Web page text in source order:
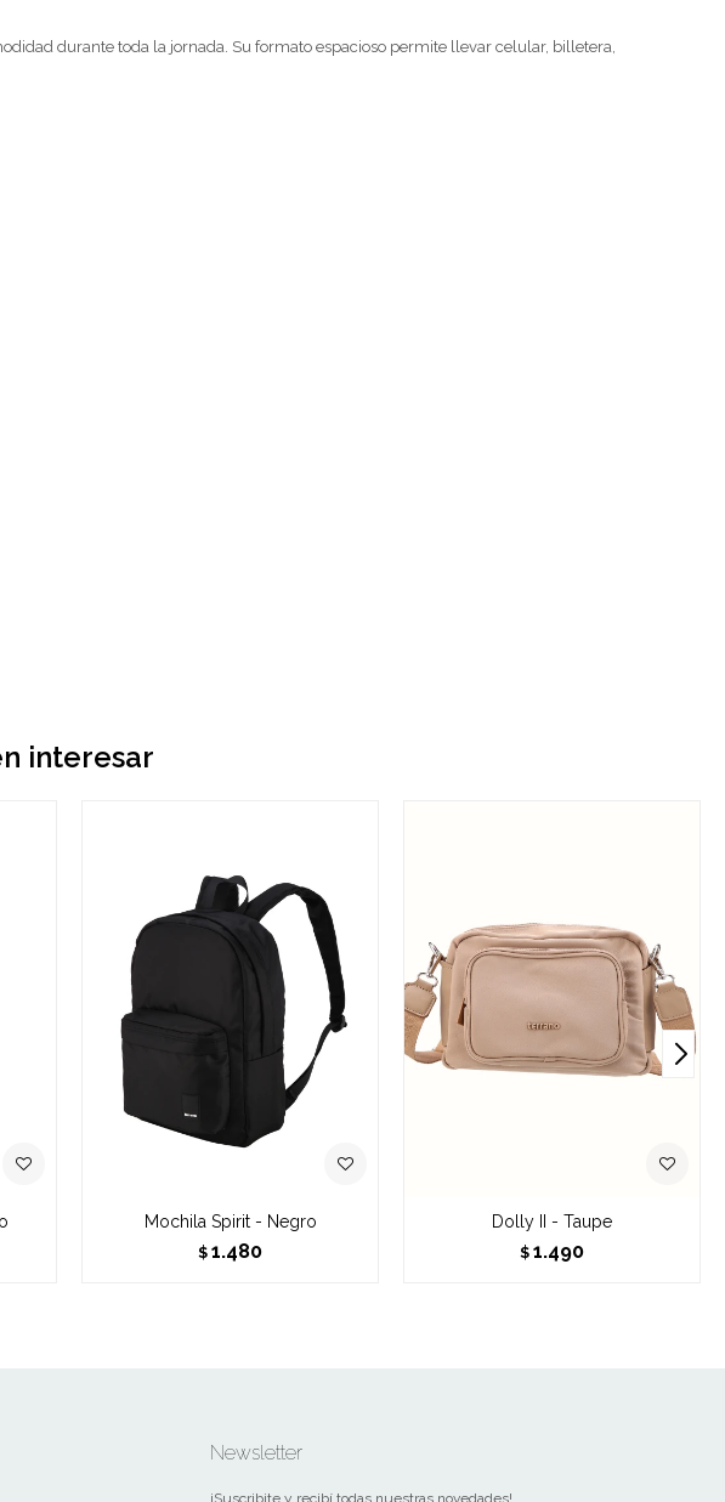
durante toda la jornada. Su formato espacioso permite llevar celular, billetera,
interesar
Mochila Spirit - Negro
$ 1.480
Dolly II - Taupe
$ 1.490
Newsletter
¡Suscribite y recibí todas nuestras novedades!